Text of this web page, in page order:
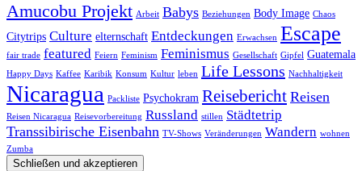
Amucobu Projekt Arbeit Babys Beziehungen Body Image Chaos
Citytrips Culture elternschaft Entdeckungen Erwachsen Escape
fair trade featured Feiern Feminism Feminismus Gesellschaft Gipfel Guatemala
Happy Days Kaffee Karibik Konsum Kultur leben Life Lessons Nachhaltigkeit
Nicaragua Packliste Psychokram Reisebericht Reisen
Reisen Nicaragua Reisevorbereitung Russland stillen Städtetrip
Transsibirische Eisenbahn TV-Shows Veränderungen Wandern wohnen
Zumba